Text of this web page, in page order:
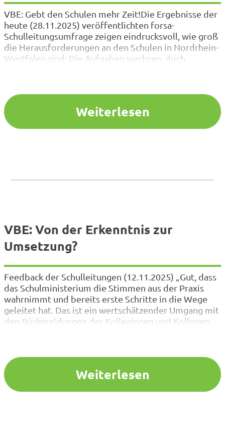
VBE: Gebt den Schulen mehr Zeit!Die Ergebnisse der
heute (28.11.2025) veröffentlichten forsa-
Schulleitungsumfrage zeigen eindrucksvoll, wie groß
die Herausforderungen an den Schulen in Nordrhein-
Westfalen sind: Die Aufgaben wachsen, doch
Schulleitungen Der Lehrkräftemangel ist weiterhin
das größte Problem – das sagen 58 Prozent…
Weiterlesen
VBE: Von der Erkenntnis zur
Umsetzung?
Feedback der Schulleitungen (12.11.2025) „Gut, dass
das Schulministerium die Stimmen aus der Praxis
wahrnimmt und bereits erste Schritte in die Wege
geleitet hat. Das ist ein wertschätzender Umgang mit
den Rückmeldungen der Kolleginnen und Kollegen.
gilt es…
Weiterlesen